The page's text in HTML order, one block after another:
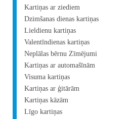
Kartiņas ar ziediem
Dzimšanas dienas kartiņas
Lieldienu kartiņas
Valentīndienas kartiņas
Neplālas bērnu Zīmējumi
Kartiņas ar automašīnām
Visuma kartiņas
Kartiņas ar ģitārām
Kartiņas kāzām
Līgo kartiņas